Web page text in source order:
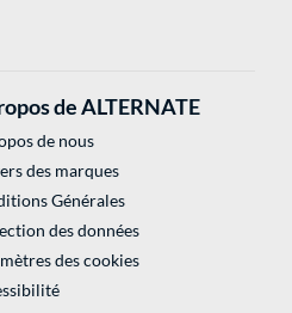
de ALTERNATE
de nous
des marques
Générales
des données
des cookies